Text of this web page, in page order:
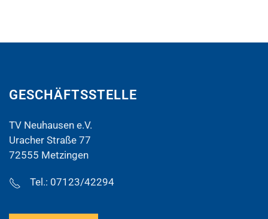
GESCHÄFTSSTELLE
TV Neuhausen e.V.
Uracher Straße 77
72555 Metzingen
Tel.: 07123/42294